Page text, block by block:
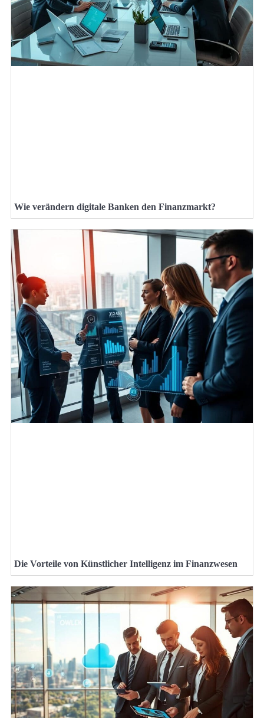
Wie verändern digitale Banken den Finanzmarkt?
Die Vorteile von Künstlicher Intelligenz im Finanzwesen